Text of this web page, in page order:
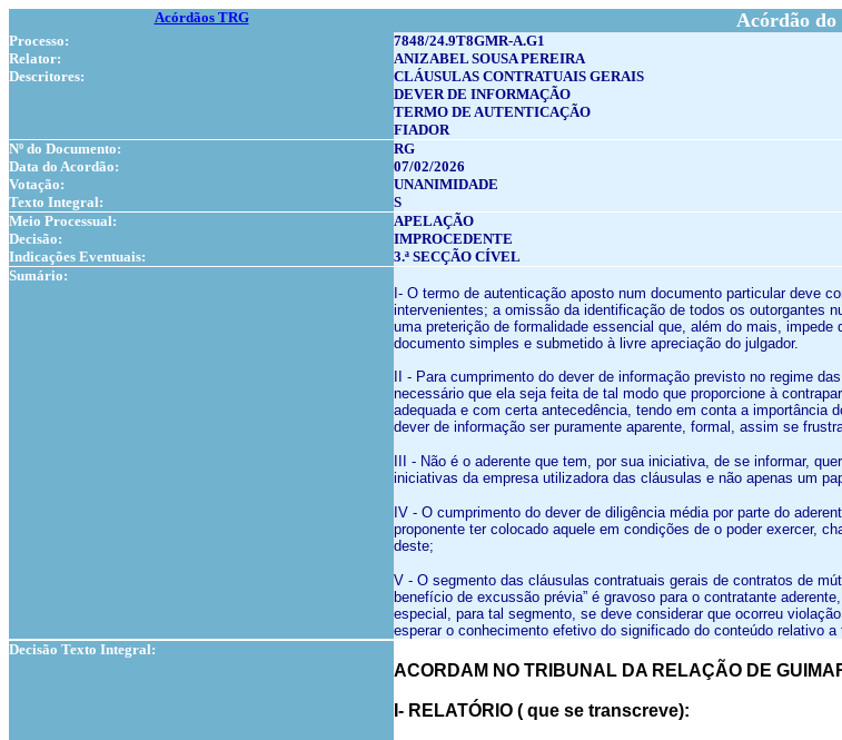
Acórdãos TRG Acórdão do
Processo:
7848/24.9T8GMR-A.G1
Relator:
ANIZABEL SOUSA PEREIRA
Descritores:
CLÁUSULAS CONTRATUAIS GERAIS
DEVER DE INFORMAÇÃO
TERMO DE AUTENTICAÇÃO
FIADOR
Nº do Documento:
RG
Data do Acordão:
07/02/2026
Votação:
UNANIMIDADE
Texto Integral:
S
Meio Processual:
APELAÇÃO
Decisão:
IMPROCEDENTE
Indicações Eventuais:
3.ª SECÇÃO CÍVEL
Sumário:
I- O termo de autenticação aposto num documento particular deve
intervenientes; a omissão da identificação de todos os outorgantes
uma preterição de formalidade essencial que, além do mais,
documento simples e submetido à livre apreciação do julgador.
II - Para cumprimento do dever de informação previsto no regime
necessário que ela seja feita de tal modo que proporcione à
adequada e com certa antecedência, tendo em conta a importância
dever de informação ser puramente aparente, formal, assim se
III - Não é o aderente que tem, por sua iniciativa, de se informar,
iniciativas da empresa utilizadora das cláusulas e não apenas um
IV - O cumprimento do dever de diligência média por parte do
proponente ter colocado aquele em condições de o poder exercer,
deste;
V - O segmento das cláusulas contratuais gerais de contratos de
benefício de excussão prévia” é gravoso para o contratante
especial, para tal segmento, se deve considerar que ocorreu
esperar o conhecimento efetivo do significado do conteúdo relativo
Decisão Texto Integral:
ACORDAM NO TRIBUNAL DA RELAÇÃO DE
I- RELATÓRIO ( que se transcreve):